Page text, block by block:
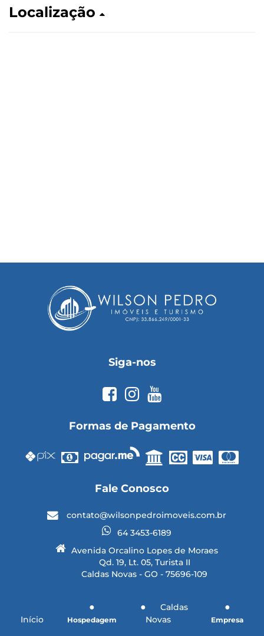
Localização
Siga-nos
Formas de Pagamento
Fale Conosco
contato@wilsonpedroimoveis.com.br
64 3453-6189
Avenida Orcalino Lopes de Moraes
Qd. 19, Lt. 05, Turista II
Caldas Novas - GO - 75696-109
Início Hospedagem
Caldas
Novas
Empresa